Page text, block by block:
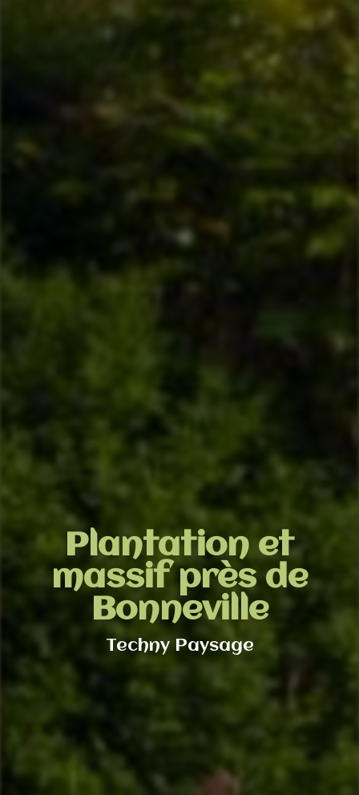
Plantation et
massif près de
Bonneville
Techny Paysage